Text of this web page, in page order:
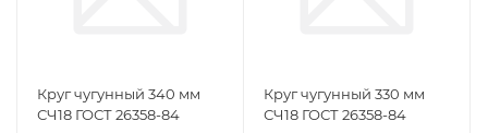
Круг чугунный 340 мм
СЧ18 ГОСТ 26358-84
Круг чугунный 330 мм
СЧ18 ГОСТ 26358-84